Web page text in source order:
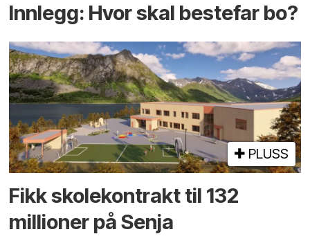
Innlegg: Hvor skal bestefar bo?
PLUSS
Fikk skole­kontrakt til 132
millioner på Senja